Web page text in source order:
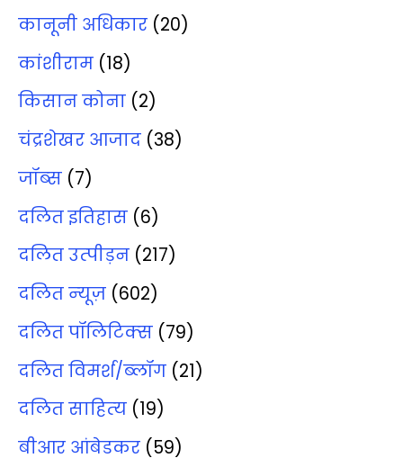
कानूनी अधिकार (20)
कांशीराम (18)
किसान कोना (2)
चंद्रशेखर आजाद (38)
जॉब्‍स (7)
दलित इतिहास (6)
दलित उत्‍पीड़न (217)
दलित न्‍यूज़ (602)
दलित पॉलिटिक्‍स (79)
दलित विमर्श/ब्‍लॉग (21)
दलित साहित्‍य (19)
बीआर आंबेडकर (59)